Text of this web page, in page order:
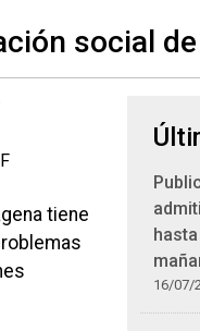
social de
tiene
16/07/